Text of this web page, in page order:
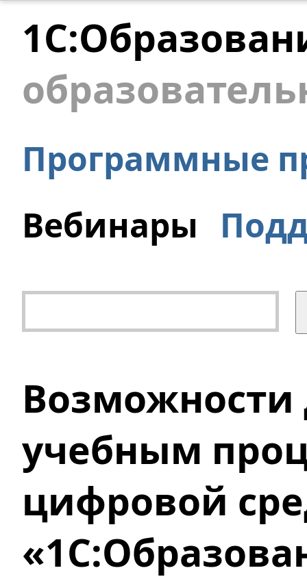
Программные
Вебинары
Возможности
учебным
цифровой